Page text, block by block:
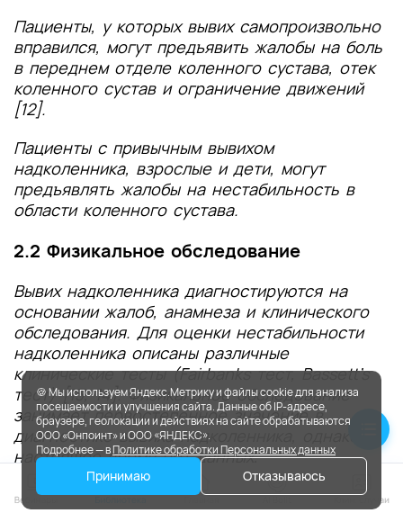
Пациенты, у которых вывих самопроизвольно
вправился, могут предъявить жалобы на боль
в переднем отделе коленного сустава, отек
коленного сустав и ограничение движений
[12].
Пациенты с привычным вывихом
надколенника, взрослые и дети, могут
предъявлять жалобы на нестабильность в
области коленного сустава.
2.2 Физикальное обследование
Вывих надколенника диагностируются на
основании жалоб, анамнеза и клинического
обследования. Для оценки нестабильности
надколенника описаны различные
клинические тесты (Fairbanks тест, Bassett's
тест) [13, 14]. Физикальное обследование
занимает первостепенное значение в
диагностике вывиха надколенника, однако, в
настоящее время нет данных,
подтверждающих использование конкретного
теста. Необходимы дальнейшие
🍪 Мы используем Яндекс.Метрику и файлы cookie для анализа
посещаемости и улучшения сайта. Данные об IP-адресе,
браузере, геолокации и действиях на сайте обрабатываются
ООО «Онпоинт» и ООО «ЯНДЕКС».
Подробнее — вПолитике обработки Персональных данных
Принимаю Отказываюсь